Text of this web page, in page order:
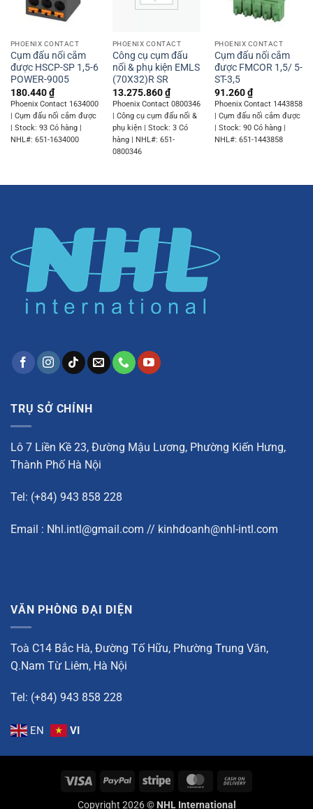
PHOENIX CONTACT
Cụm đấu nối cắm
được HSCP-SP 1,5-6
POWER-9005
180.440₫
Phoenix Contact 1634000
| Cụm đấu nối cắm được
| Stock: 93 Có hàng |
NHL#: 651-1634000
PHOENIX CONTACT
Công cụ cụm đấu
nối & phụ kiện EMLS
(70X32)R SR
13.275.860₫
Phoenix Contact 0800346
| Công cụ cụm đấu nối &
phụ kiện | Stock: 3 Có
hàng | NHL#: 651-
0800346
PHOENIX CONTACT
Cụm đấu nối cắm
được FMCOR 1,5/ 5-
ST-3,5
91.260₫
Phoenix Contact 1443858
| Cụm đấu nối cắm được
| Stock: 90 Có hàng |
NHL#: 651-1443858
TRỤ SỞ CHÍNH
Lô 7 Liền Kề 23, Đường Mậu Lương, Phường Kiến Hưng,
Thành Phố Hà Nội
Tel: (+84) 943 858 228
Email : Nhl.intl@gmail.com // kinhdoanh@nhl-intl.com
VĂN PHÒNG ĐẠI DIỆN
Toà C14 Bắc Hà, Đường Tố Hữu, Phường Trung Văn,
Q.Nam Từ Liêm, Hà Nội
Tel: (+84) 943 858 228
EN VI
Visa PayPal Stripe MasterCard
Copyright 2026 © NHL International